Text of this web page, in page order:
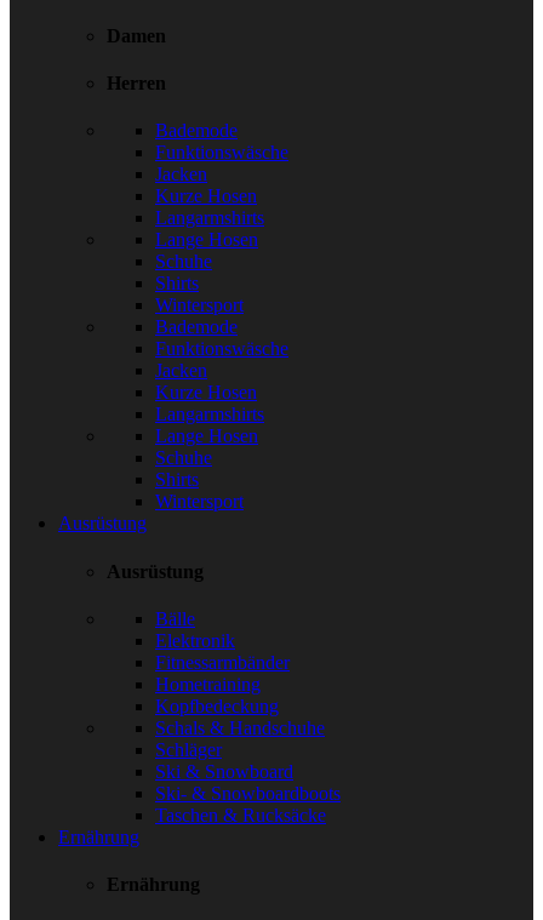
Damen
Herren
Bademode
Funktionswäsche
Jacken
Kurze Hosen
Langarmshirts
Lange Hosen
Schuhe
Shirts
Wintersport
Bademode
Funktionswäsche
Jacken
Kurze Hosen
Langarmshirts
Lange Hosen
Schuhe
Shirts
Wintersport
Ausrüstung
Ausrüstung
Bälle
Elektronik
Fitnessarmbänder
Hometraining
Kopfbedeckung
Schals & Handschuhe
Schläger
Ski & Snowboard
Ski- & Snowboardboots
Taschen & Rucksäcke
Ernährung
Ernährung